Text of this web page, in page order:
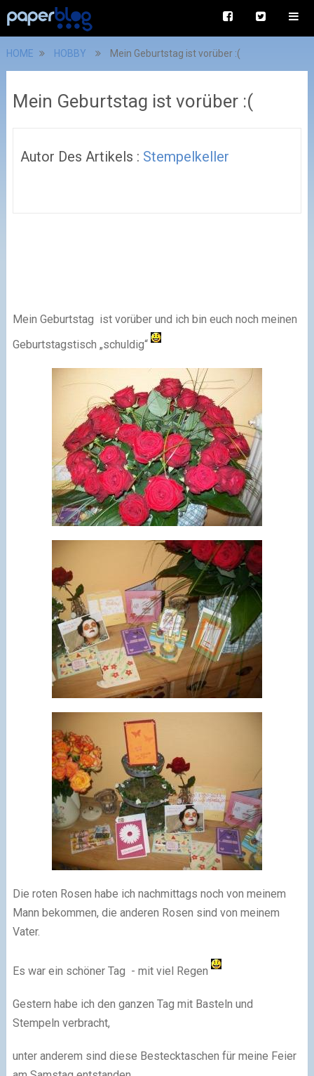
HOME HOBBY Mein Geburtstag ist vorüber :(
Mein Geburtstag ist vorüber :(
Autor Des Artikels : Stempelkeller
Mein Geburtstag ist vorüber und ich bin euch noch meinen
Geburtstagstisch „schuldig“
Die roten Rosen habe ich nachmittags noch von meinem
Mann bekommen, die anderen Rosen sind von meinem
Vater.
Es war ein schöner Tag - mit viel Regen
Gestern habe ich den ganzen Tag mit Basteln und
Stempeln verbracht,
unter anderem sind diese Bestecktaschen für meine Feier